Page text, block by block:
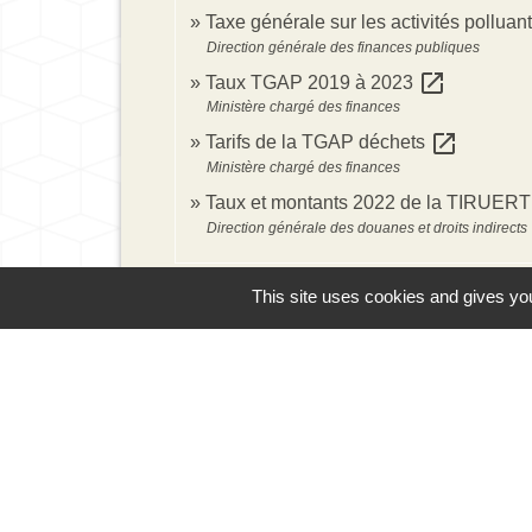
Taxe générale sur les activités
Direction générale des finances publiques
Taux TGAP 2019 à 2023 open_in_new
Ministère chargé des finances
Tarifs de la TGAP déchets open_in_new
Ministère chargé des finances
Taux et montants 2022 de la TIRUERT
Direction générale des douanes et droits indirects
This site uses cookies and gives